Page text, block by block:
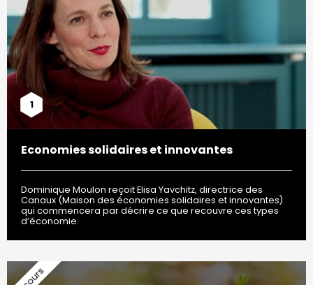
1
Economies solidaires et innovantes
Dominique Moulon reçoit Elisa Yavchitz, directrice des
Canaux (Maison des économies solidaires et innovantes)
qui commencera par décrire ce que recouvre ces types
d’économie.